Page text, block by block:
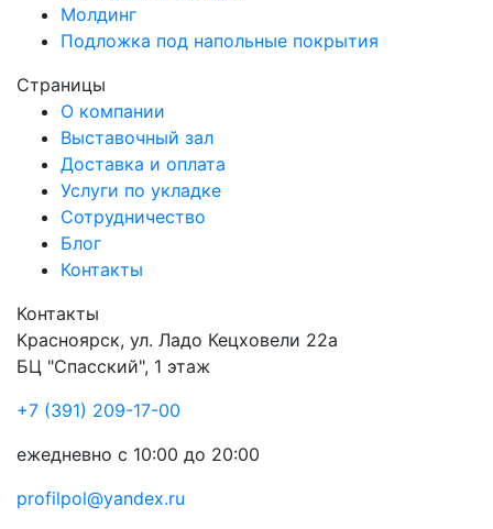
Молдинг
Подложка под напольные покрытия
Страницы
О компании
Выставочный зал
Доставка и оплата
Услуги по укладке
Сотрудничество
Блог
Контакты
Контакты
Красноярск, ул. Ладо Кецховели 22а
БЦ "Спасский", 1 этаж
+7 (391) 209-17-00
ежедневно с 10:00 до 20:00
profilpol@yandex.ru